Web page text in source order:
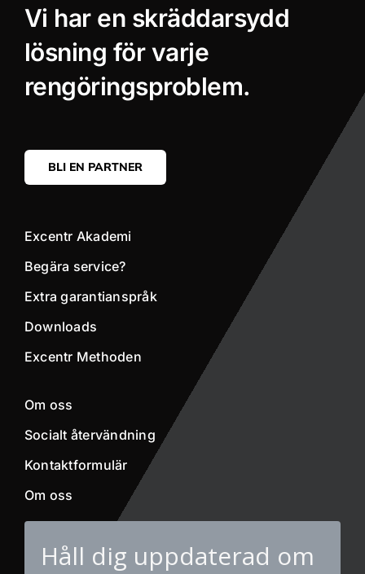
Vi har en skräddarsydd
lösning för varje
rengöringsproblem.
BLI EN PARTNER
Excentr Akademi
Begära service?
Extra garantianspråk
Downloads
Excentr Methoden
Om oss
Socialt återvändning
Kontaktformulär
Om oss
Håll dig uppdaterad om